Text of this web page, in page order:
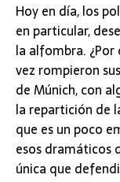
Hoy en día, los
en particular,
la alfombra. ¿Por
vez rompieron
de Múnich, con
la repartición de
que es un poco
esos dramáticos
única que